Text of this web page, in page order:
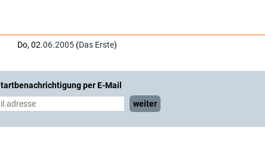
Do, 02.06.2005 (Das Erste)
per E-Mail
weiter